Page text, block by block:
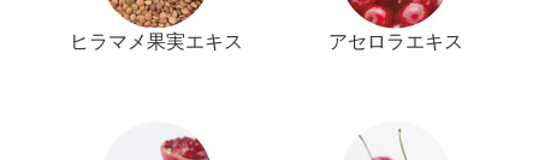
ヒラマメ果実エキス アセロラエキス